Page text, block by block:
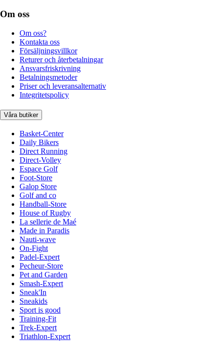
Om oss
Om oss?
Kontakta oss
Försäljningsvillkor
Returer och återbetalningar
Ansvarsfriskrivning
Betalningsmetoder
Priser och leveransalternativ
Integritetspolicy
Våra butiker
Basket-Center
Daily Bikers
Direct Running
Direct-Volley
Espace Golf
Foot-Store
Galop Store
Golf and co
Handball-Store
House of Rugby
La sellerie de Maé
Made in Paradis
Nauti-wave
On-Fight
Padel-Expert
Pecheur-Store
Pet and Garden
Smash-Expert
Sneak'In
Sneakids
Sport is good
Training-Fit
Trek-Expert
Triathlon-Expert